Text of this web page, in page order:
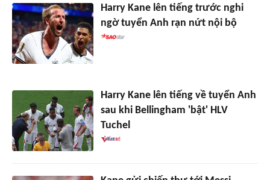
Harry Kane lên tiếng trước nghi
ngờ tuyển Anh rạn nứt nội bộ
Harry Kane lên tiếng về tuyển Anh
sau khi Bellingham 'bật' HLV
Tuchel